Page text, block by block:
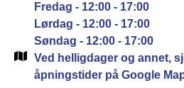
Fredag - 12:00 - 17:00
Lørdag - 12:00 - 17:00
Søndag - 12:00 - 17:00
Ved helligdager og annet,
åpningstider på Google